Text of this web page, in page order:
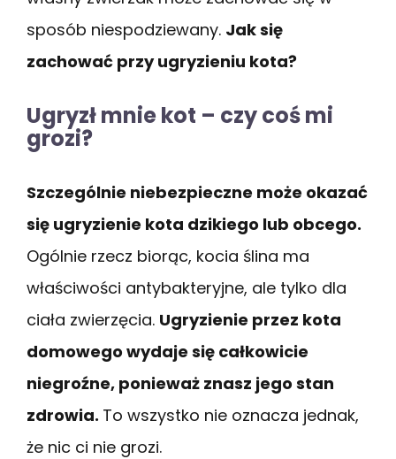
sposób niespodziewany. Jak się
zachować przy ugryzieniu kota?
Ugryzł mnie kot – czy coś mi
grozi?
Szczególnie niebezpieczne może okazać
się ugryzienie kota dzikiego lub obcego.
Ogólnie rzecz biorąc, kocia ślina ma
właściwości antybakteryjne, ale tylko dla
ciała zwierzęcia. Ugryzienie przez kota
domowego wydaje się całkowicie
niegroźne, ponieważ znasz jego stan
zdrowia. To wszystko nie oznacza jednak,
że nic ci nie grozi.